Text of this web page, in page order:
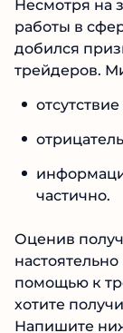
Несмотря на
работы в
трейдеров.
Оценив
помощью к